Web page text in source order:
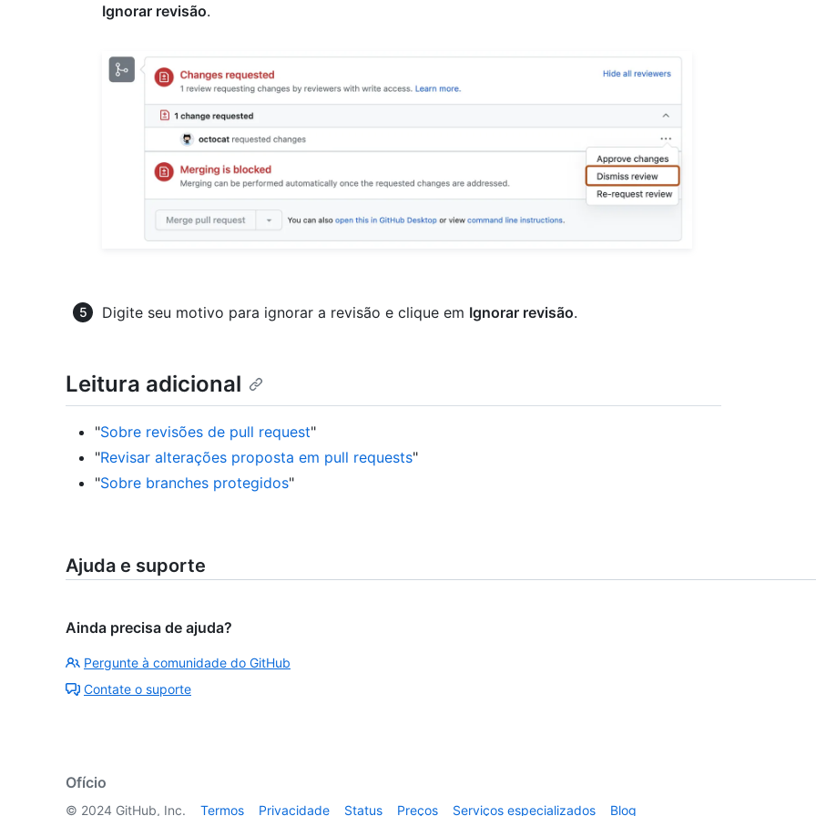
Ignorar revisão.
Digite seu motivo para ignorar a revisão e clique em Ignorar revisão.
Leitura adicional
"Sobre revisões de pull request"
"Revisar alterações proposta em pull requests"
"Sobre branches protegidos"
Ajuda e suporte
Ainda precisa de ajuda?
Pergunte à comunidade do GitHub
Contate o suporte
Ofício
© 2024 GitHub, Inc. Termos Privacidade Status Preços Serviços especializados Blog